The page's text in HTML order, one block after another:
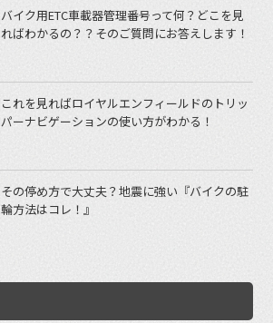
バイク用ETC車載器管理番号って何？どこを見
ればわかるの？？そのご質問にお答えします！
これを見ればロイヤルエンフィールドのトリッ
パーナビゲーションの使い方がわかる！
その停め方で大丈夫？地震に強い『バイクの駐
輪方法はコレ！』